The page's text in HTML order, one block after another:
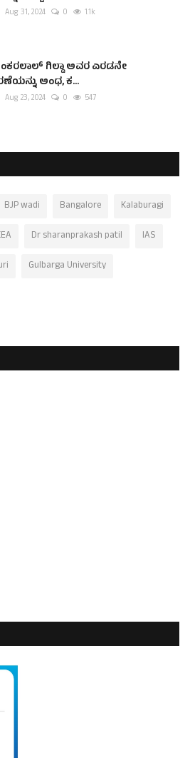
Aug 31, 2024 0 1.1k
ಗಿಲ್ಡಾ ಅವರ ಎರಡನೇ
ಅಂಧ, ಕ...
Aug 23, 2024 0 547
BJP wadi Bangalore
Kalaburagi
Dr sharanprakash patil
IAS
Gulbarga University